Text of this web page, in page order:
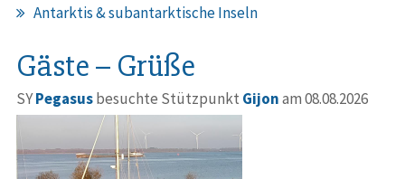
Antarktis & subantarktische Inseln
Gäste – Grüße
SYPegasusbesuchte Stützpunkt Gijonam 08.08.2026